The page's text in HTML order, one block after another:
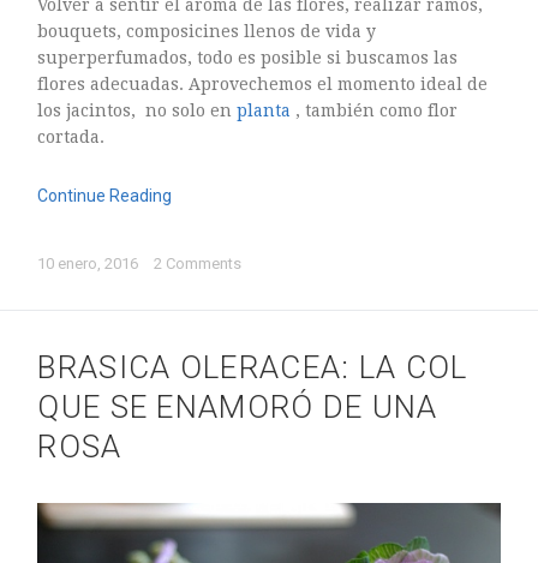
Volver a sentir el aroma de las flores, realizar ramos,
bouquets, composicines llenos de vida y
superperfumados, todo es posible si buscamos las
flores adecuadas. Aprovechemos el momento ideal de
los jacintos, no solo enplanta , también como flor
cortada.
Continue Reading
10 enero, 2016 2 Comments
BRASICA OLERACEA: LA COL
QUE SE ENAMORÓ DE UNA
ROSA